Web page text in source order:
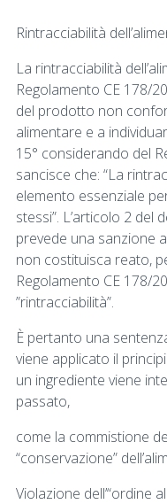
Rintracciabilità
La rintracciabilità
Regolamento CE 178/
del prodotto non
alimentare e a
15° considerando del
sancisce che: “La
elemento essenziale
stessi”. L’articolo 2 del
prevede una sanzione
non costituisca reato,
Regolamento CE 178/
”rintracciabilità”.
È pertanto una
viene applicato il
un ingrediente viene
passato,
come la commistione
“conservazione”
Violazione dell’“ordine